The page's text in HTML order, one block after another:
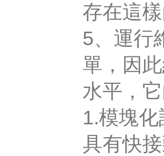
存在這樣
5、運
單
水平，
1.模塊
具有快接